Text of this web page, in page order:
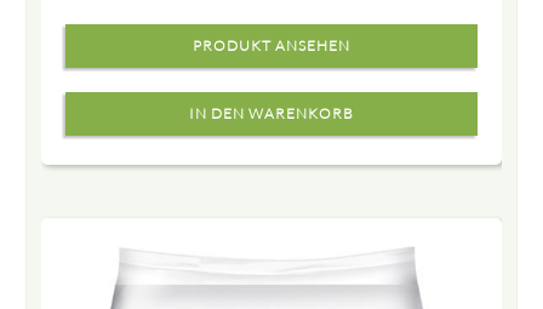
PRODUKT ANSEHEN